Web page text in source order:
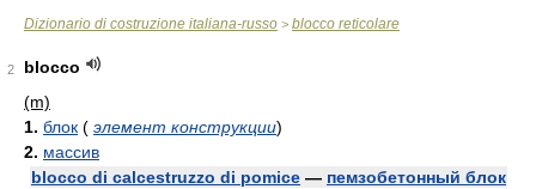
Dizionario di costruzione italiana-russo > blocco reticolare
2
blocco
(m)
1. блок ( элемент конструкции)
2. массив
blocco di calcestruzzo di pomice — пемзобетонный блок